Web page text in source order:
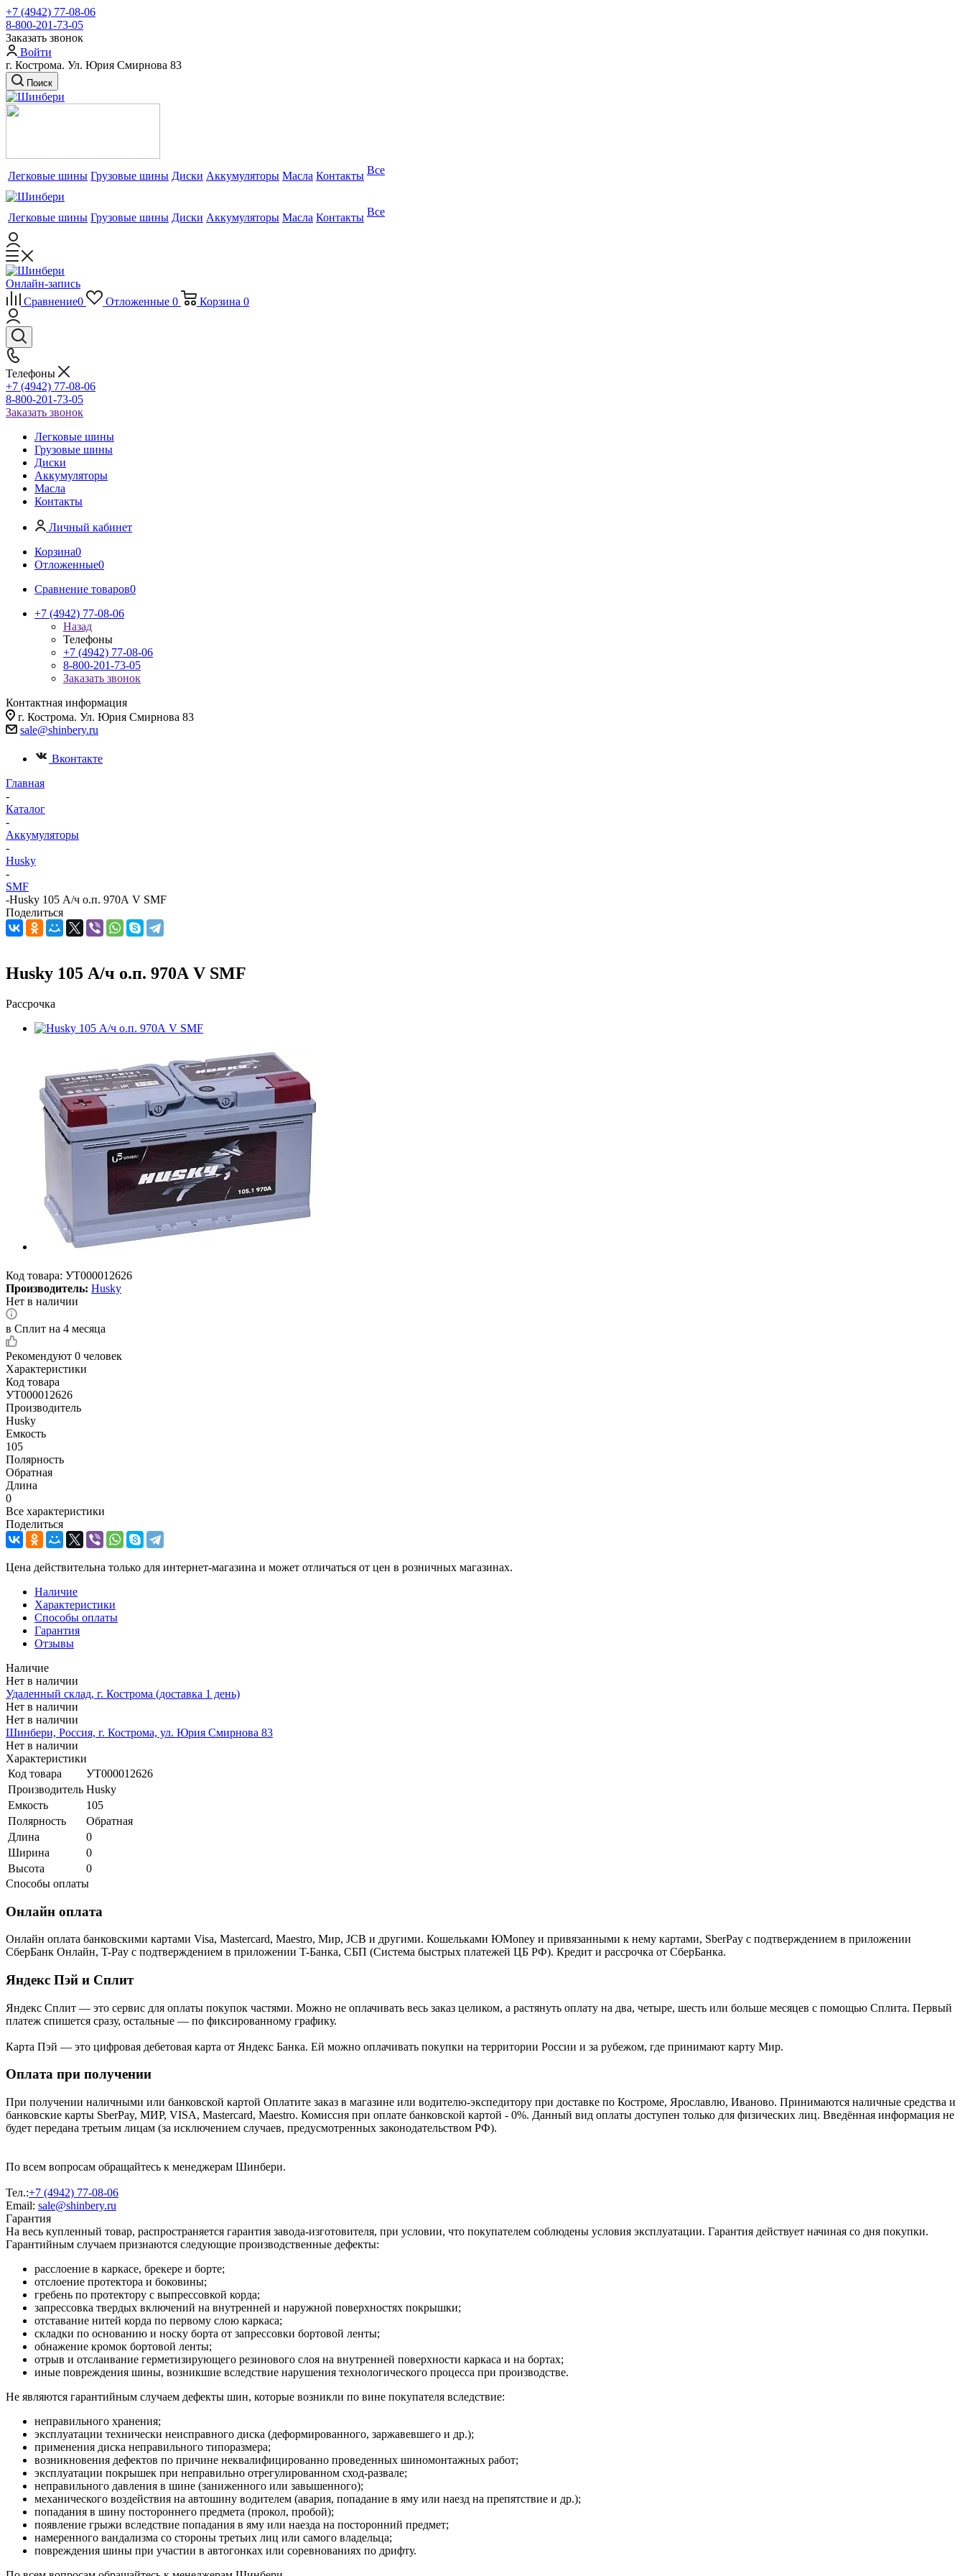
+7 (4942) 77-08-06
8-800-201-73-05
Заказать звонок
Войти
г. Кострома. Ул. Юрия Смирнова 83
Поиск
Легковые шины Грузовые шины Диски Аккумуляторы Масла Контакты Все
Легковые шины Грузовые шины Диски Аккумуляторы Масла Контакты Все
Онлайн-запись
Сравнение0 Отложенные 0 Корзина 0
Телефоны
+7 (4942) 77-08-06
8-800-201-73-05
Заказать звонок
Легковые шины
Грузовые шины
Диски
Аккумуляторы
Масла
Контакты
Личный кабинет
Корзина0
Отложенные0
Сравнение товаров0
+7 (4942) 77-08-06
Назад
Телефоны
+7 (4942) 77-08-06
8-800-201-73-05
Заказать звонок
Контактная информация
г. Кострома. Ул. Юрия Смирнова 83
sale@shinbery.ru
Вконтакте
Главная
-
Каталог
-
Аккумуляторы
-
Husky
-
SMF
-Husky 105 А/ч о.п. 970А V SMF
Поделиться
Husky 105 А/ч о.п. 970А V SMF
Рассрочка
Код товара: УТ000012626
Производитель: Husky
Нет в наличии
в Сплит на 4 месяца
Рекомендуют 0 человек
Характеристики
Код товара
УТ000012626
Производитель
Husky
Емкость
105
Полярность
Обратная
Длина
0
Все характеристики
Поделиться
Цена действительна только для интернет-магазина и может отличаться от цен в розничных магазинах.
Наличие
Характеристики
Способы оплаты
Гарантия
Отзывы
Наличие
Нет в наличии
Удаленный склад, г. Кострома (доставка 1 день)
Нет в наличии
Нет в наличии
Шинбери, Россия, г. Кострома, ул. Юрия Смирнова 83
Нет в наличии
Характеристики
Код товара
УТ000012626
Производитель Husky
Емкость
105
Полярность
Обратная
Длина
0
Ширина
0
Высота
0
Способы оплаты
Онлайн оплата
Онлайн оплата банковскими картами Visa, Mastercard, Maestro, Мир, JCB и другими. Кошельками ЮMoney и привязанными к нему картами, SberPay с подтверждением в приложении
СберБанк Онлайн, T-Pay с подтверждением в приложении T-Банка, СБП (Система быстрых платежей ЦБ РФ). Кредит и рассрочка от СберБанка.
Яндекс Пэй и Сплит
Яндекс Cплит — это сервис для оплаты покупок частями. Можно не оплачивать весь заказ целиком, а растянуть оплату на два, четыре, шесть или больше месяцев с помощью Сплита. Первый
платеж спишется сразу, остальные — по фиксированному графику.
Карта Пэй — это цифровая дебетовая карта от Яндекс Банка. Ей можно оплачивать покупки на территории России и за рубежом, где принимают карту Мир.
Оплата при получении
При получении наличными или банковской картой Оплатите заказ в магазине или водителю-экспедитору при доставке по Костроме, Ярославлю, Иваново. Принимаются наличные средства и
банковские карты SberPay, МИР, VISA, Mastercard, Maestro. Комиссия при оплате банковской картой - 0%. Данный вид оплаты доступен только для физических лиц. Введённая информация не
будет передана третьим лицам (за исключением случаев, предусмотренных законодательством РФ).
По всем вопросам обращайтесь к менеджерам Шинбери.
Тел.:+7 (4942) 77-08-06
Email: sale@shinbery.ru
Гарантия
На весь купленный товар, распространяется гарантия завода-изготовителя, при условии, что покупателем соблюдены условия эксплуатации. Гарантия действует начиная со дня покупки.
Гарантийным случаем признаются следующие производственные дефекты:
расслоение в каркасе, брекере и борте;
отслоение протектора и боковины;
гребень по протектору с выпрессовкой корда;
запрессовка твердых включений на внутренней и наружной поверхностях покрышки;
отставание нитей корда по первому слою каркаса;
складки по основанию и носку борта от запрессовки бортовой ленты;
обнажение кромок бортовой ленты;
отрыв и отслаивание герметизирующего резинового слоя на внутренней поверхности каркаса и на бортах;
иные повреждения шины, возникшие вследствие нарушения технологического процесса при производстве.
Не являются гарантийным случаем дефекты шин, которые возникли по вине покупателя вследствие:
неправильного хранения;
эксплуатации технически неисправного диска (деформированного, заржавевшего и др.);
применения диска неправильного типоразмера;
возникновения дефектов по причине неквалифицированно проведенных шиномонтажных работ;
эксплуатации покрышек при неправильно отрегулированном сход-развале;
неправильного давления в шине (заниженного или завышенного);
механического воздействия на автошину водителем (авария, попадание в яму или наезд на препятствие и др.);
попадания в шину постороннего предмета (прокол, пробой);
появление грыжи вследствие попадания в яму или наезда на посторонний предмет;
намеренного вандализма со стороны третьих лиц или самого владельца;
повреждения шины при участии в автогонках или соревнованиях по дрифту.